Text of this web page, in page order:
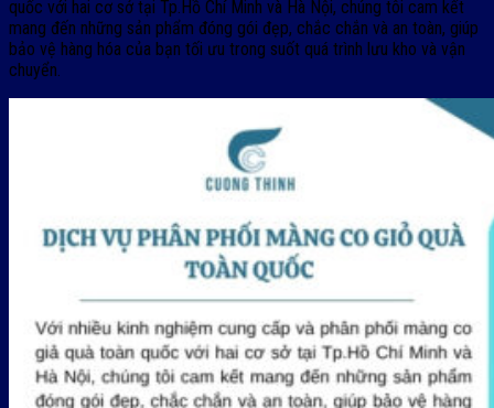
quốc với hai cơ sở tại Tp.Hồ Chí Minh và Hà Nội, chúng tôi cam kết
mang đến những sản phẩm đóng gói đẹp, chắc chắn và an toàn, giúp
bảo vệ hàng hóa của bạn tối ưu trong suốt quá trình lưu kho và vận
chuyển.